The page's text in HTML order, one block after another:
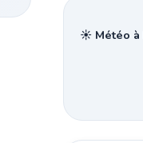
☀️ Météo à